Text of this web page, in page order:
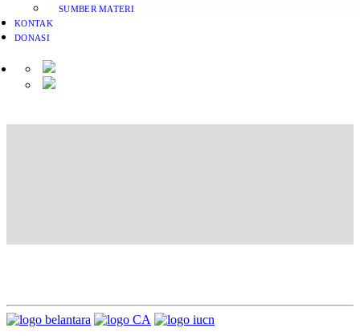
SUMBER MATERI
KONTAK
DONASI